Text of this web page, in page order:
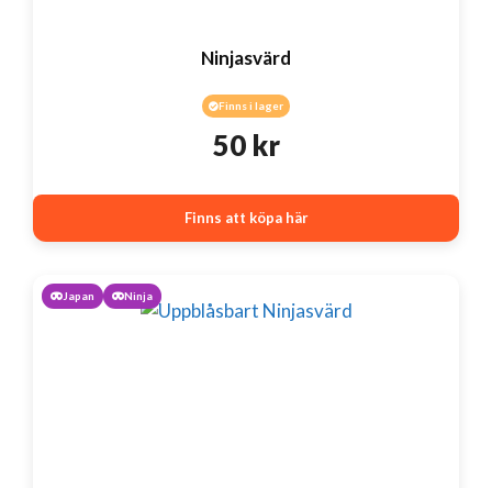
Ninjasvärd
Finns i lager
50 kr
Finns att köpa här
Japan Ninja